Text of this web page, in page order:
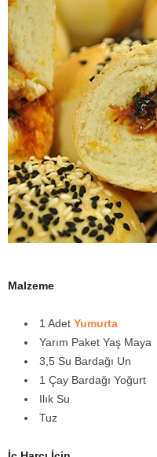
Malzeme
1 Adet Yumurta
Yarım Paket Yaş Maya
3,5 Su Bardağı Un
1 Çay Bardağı Yoğurt
Ilık Su
Tuz